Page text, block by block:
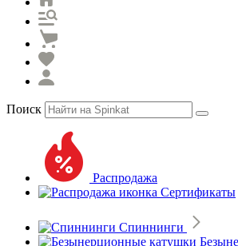
Поиск
Распродажа
Сертификаты
Спиннинги